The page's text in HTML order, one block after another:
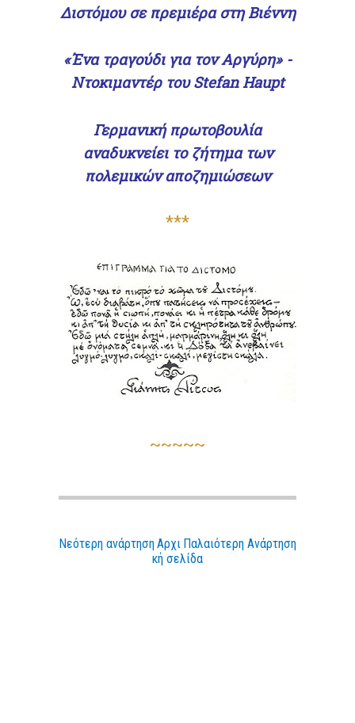
Διστόμου σε πρεμιέρα στη Βιέννη
«Ένα τραγούδι για τον Αργύρη» -
Ντοκιμαντέρ του Stefan Haupt
Γερμανική πρωτοβουλία
αναδυκνείει το ζήτημα των
πολεμικών αποζημιώσεων
***
~~~~~
Νεότερη ανάρτηση Παλαιότερη Ανάρτηση
Αρχι
κή σελίδα